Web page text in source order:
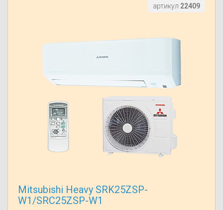
артикул 22409
Mitsubishi Heavy SRK25ZSP-
W1/SRC25ZSP-W1